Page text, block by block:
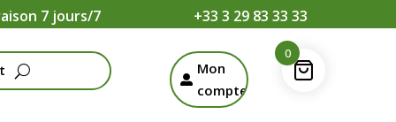
7 jours/7 +33 3 29 83 33 33

Mon
compte
0